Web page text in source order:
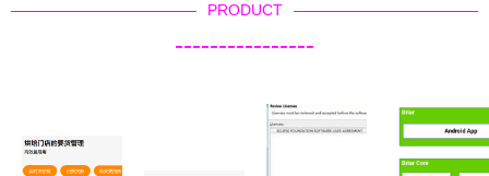
PRODUCT
----------------